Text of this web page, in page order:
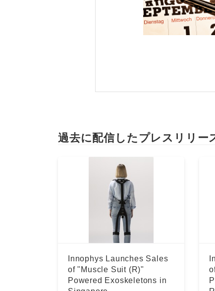
過去に配信したプレスリリー
Innophys Launches Sales
of "Muscle Suit (R)"
Powered Exoskeletons in